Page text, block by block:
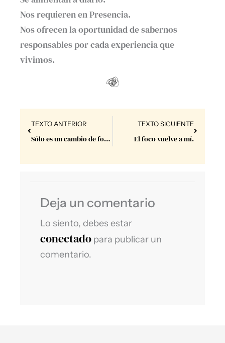
Nos requieren en Presencia.⁣
Nos ofrecen la oportunidad de sabernos
responsables por cada experiencia que
vivimos.⁣
Prev
TEXTO ANTERIOR
Sólo es un cambio de forma.
TEXTO SIGUIENTE
El foco vuelve a mí.
Next
Deja un comentario
Lo siento, debes estar
conectado para publicar un
comentario.